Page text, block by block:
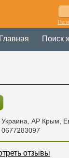
Главная Поиск
Украина АР Крым ,
0677283097
отзывы